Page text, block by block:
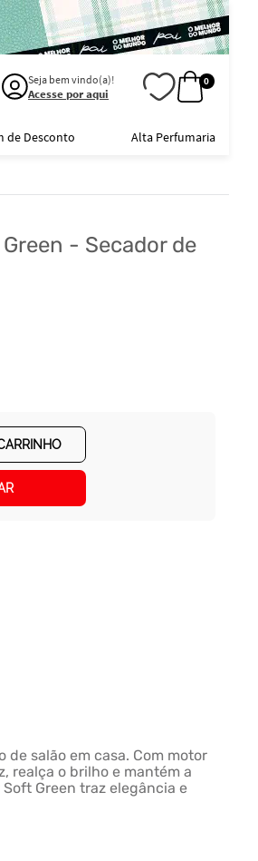
Seja bem vindo(a)!
Acesse por aqui
0
de Desconto Alta Perfumaria
- Secador de
de salão em casa. Com motor
realça o brilho e mantém a
Green traz elegância e